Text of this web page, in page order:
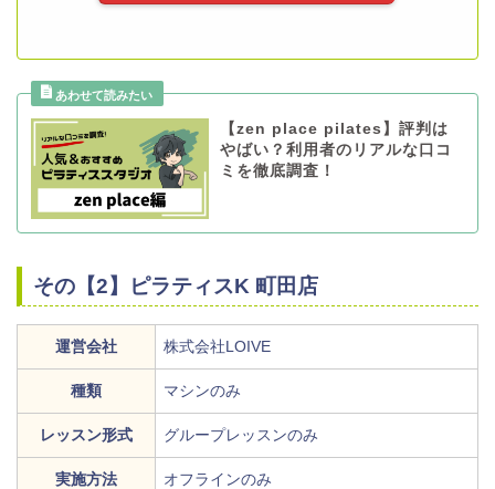
【zen place pilates】評判は
やばい？利用者のリアルな口コ
ミを徹底調査！
その【2】ピラティスK 町田店
運営会社 株式会社LOIVE
種類 マシンのみ
レッスン形式 グループレッスンのみ
実施方法 オフラインのみ